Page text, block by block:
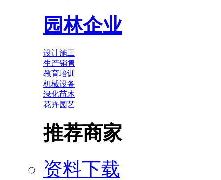
园林企业
设计施工
生产销售
教育培训
机械设备
绿化苗木
花卉园艺
推荐商家
资料下载